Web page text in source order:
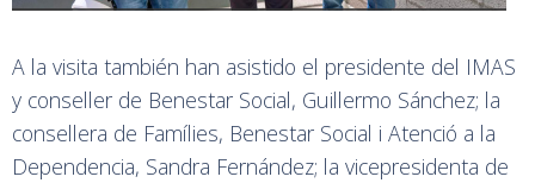
A la visita también han asistido el presidente del IMAS
y conseller de Benestar Social, Guillermo Sánchez; la
consellera de Famílies, Benestar Social i Atenció a la
Dependencia, Sandra Fernández; la vicepresidenta de